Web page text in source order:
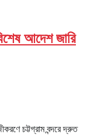
আদেশ জারি
চট্টগ্রাম বন্দরে দ্রুত